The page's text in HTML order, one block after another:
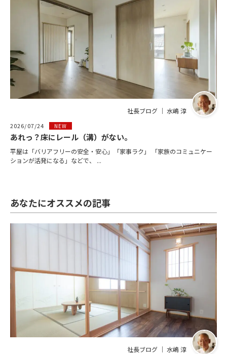
社長ブログ ｜ 水嶋 淳
2026/07/24 NEW
あれっ？床にレール（溝）がない。
平屋は「バリアフリーの安全・安心」「家事ラク」 「家族のコミュニケー
ションが活発になる」などで、 ...
あなたにオススメの記事
社長ブログ ｜ 水嶋 淳